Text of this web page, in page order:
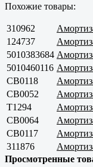
Похожие товары:
310962
124737
5010383684
5010460116
CB0118
CB0052
T1294
CB0064
CB0117
311876
Просмотренные